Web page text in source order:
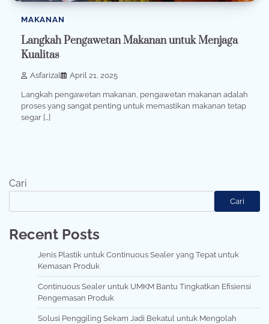
MAKANAN
Langkah Pengawetan Makanan untuk Menjaga
Kualitas
Asfarizal April 21, 2025
Langkah pengawetan makanan, pengawetan makanan adalah
proses yang sangat penting untuk memastikan makanan tetap
segar […]
Cari
Cari
Recent Posts
Jenis Plastik untuk Continuous Sealer yang Tepat untuk
Kemasan Produk
Continuous Sealer untuk UMKM Bantu Tingkatkan Efisiensi
Pengemasan Produk
Solusi Penggiling Sekam Jadi Bekatul untuk Mengolah